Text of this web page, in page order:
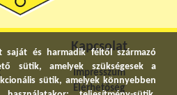
Kapcsolat
Impresszum
Elérhetőség
saját és harmadik féltől származó
sütik, amelyek szükségesek a
sütik, amelyek könnyebben